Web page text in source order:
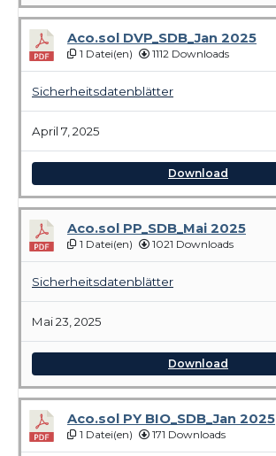
Aco.sol DVP_SDB_Jan 2025
1 Datei(en) 1112 Downloads
Sicherheitsdatenblätter
April 7, 2025
Download
Aco.sol PP_SDB_Mai 2025
1 Datei(en) 1021 Downloads
Sicherheitsdatenblätter
Mai 23, 2025
Download
Aco.sol PY BIO_SDB_Jan 2025
1 Datei(en) 171 Downloads